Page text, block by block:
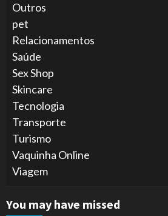
Outros
pet
Relacionamentos
Saúde
Sex Shop
Skincare
Tecnologia
Transporte
Turismo
Vaquinha Online
Viagem
You may have missed